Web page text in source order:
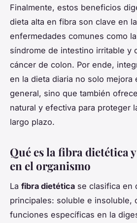
Finalmente, estos beneficios
dieta alta en fibra son clave en
enfermedades comunes como
síndrome de intestino irritable y
cáncer de colon. Por ende,
en la dieta diaria no solo mejora
general, sino que también
natural y efectiva para proteger
largo plazo.
Qué es la fibra dietética
en el organismo
La fibra dietética se clasifica en
principales: soluble e insoluble,
funciones específicas en la